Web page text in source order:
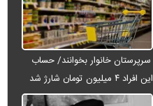
سرپرستان خانوار بخوانند/ حساب
این افراد ۴ میلیون تومان شارژ شد